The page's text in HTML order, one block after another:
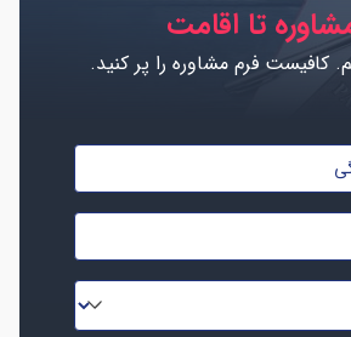
تا اقامت
کافیست فرم مشاوره را پر کنید.